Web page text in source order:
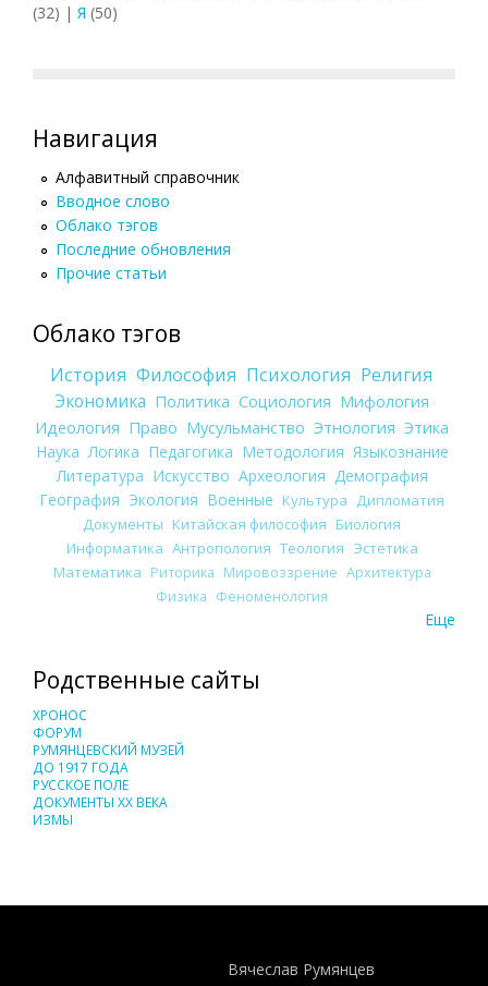
(32) | Я (50)
Навигация
Алфавитный справочник
Вводное слово
Облако тэгов
Последние обновления
Прочие статьи
Облако тэгов
История Философия Психология Религия
Экономика Политика Социология Мифология
Идеология Право Мусульманство Этнология Этика
Наука Логика Педагогика Методология Языкознание
Литература Искусство Археология Демография
География Экология Военные Культура
Дипломатия
Документы Китайская философия Биология
Информатика Антропология Теология Эстетика
Математика Риторика Мировоззрение Архитектура
Физика Феноменология
Еще
Родственные сайты
ХРОНОС
ФОРУМ
РУМЯНЦЕВСКИЙ МУЗЕЙ
ДО 1917 ГОДА
РУССКОЕ ПОЛЕ
ДОКУМЕНТЫ XX ВЕКА
ИЗМЫ
Вячеслав Румянцев